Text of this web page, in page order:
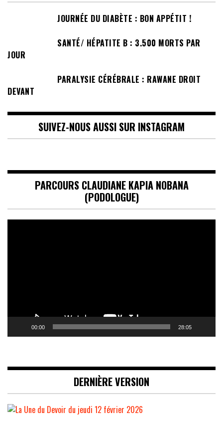
JOURNÉE DU DIABÈTE : BON APPÉTIT !
SANTÉ/ HÉPATITE B : 3.500 MORTS PAR
JOUR
PARALYSIE CÉRÉBRALE : RAWANE DROIT
DEVANT
SUIVEZ-NOUS AUSSI SUR INSTAGRAM
PARCOURS CLAUDIANE KAPIA NOBANA
(PODOLOGUE)
00:00 28:05
DERNIÈRE VERSION